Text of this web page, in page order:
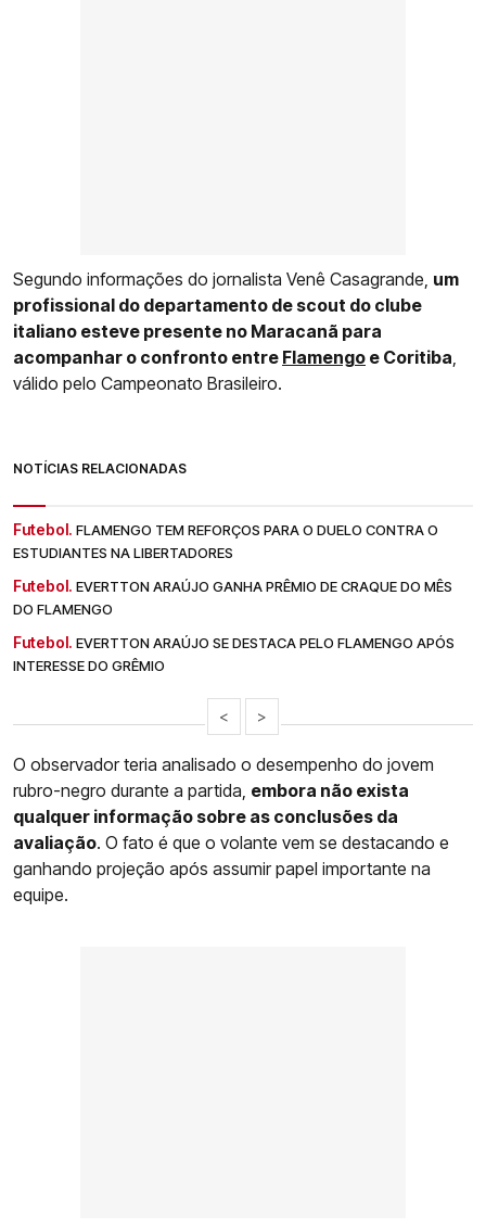
Segundo informações do jornalista Venê Casagrande, um
profissional do departamento de scout do clube
italiano esteve presente no Maracanã para
acompanhar o confronto entre Flamengo e Coritiba
válido pelo Campeonato Brasileiro.
NOTÍCIAS RELACIONADAS
Futebol. FLAMENGO TEM REFORÇOS PARA O DUELO CONTRA O
ESTUDIANTES NA LIBERTADORES
Futebol. EVERTTON ARAÚJO GANHA PRÊMIO DE CRAQUE DO MÊS
DO FLAMENGO
Futebol. EVERTTON ARAÚJO SE DESTACA PELO FLAMENGO APÓS
INTERESSE DO GRÊMIO
< >
O observador teria analisado o desempenho do jovem
rubro-negro durante a partida, embora não exista
qualquer informação sobre as conclusões da
avaliação. O fato é que o volante vem se destacando e
ganhando projeção após assumir papel importante na
equipe.